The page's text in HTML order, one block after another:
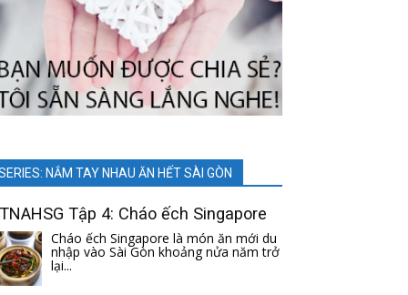
NẮM TAY NHAU ĂN HẾT SÀI GÒN
Tập 4: Cháo ếch Singapore
Cháo ếch Singapore là món ăn mới du
nhập vào Sài Gòn khoảng nửa năm trở
lại...